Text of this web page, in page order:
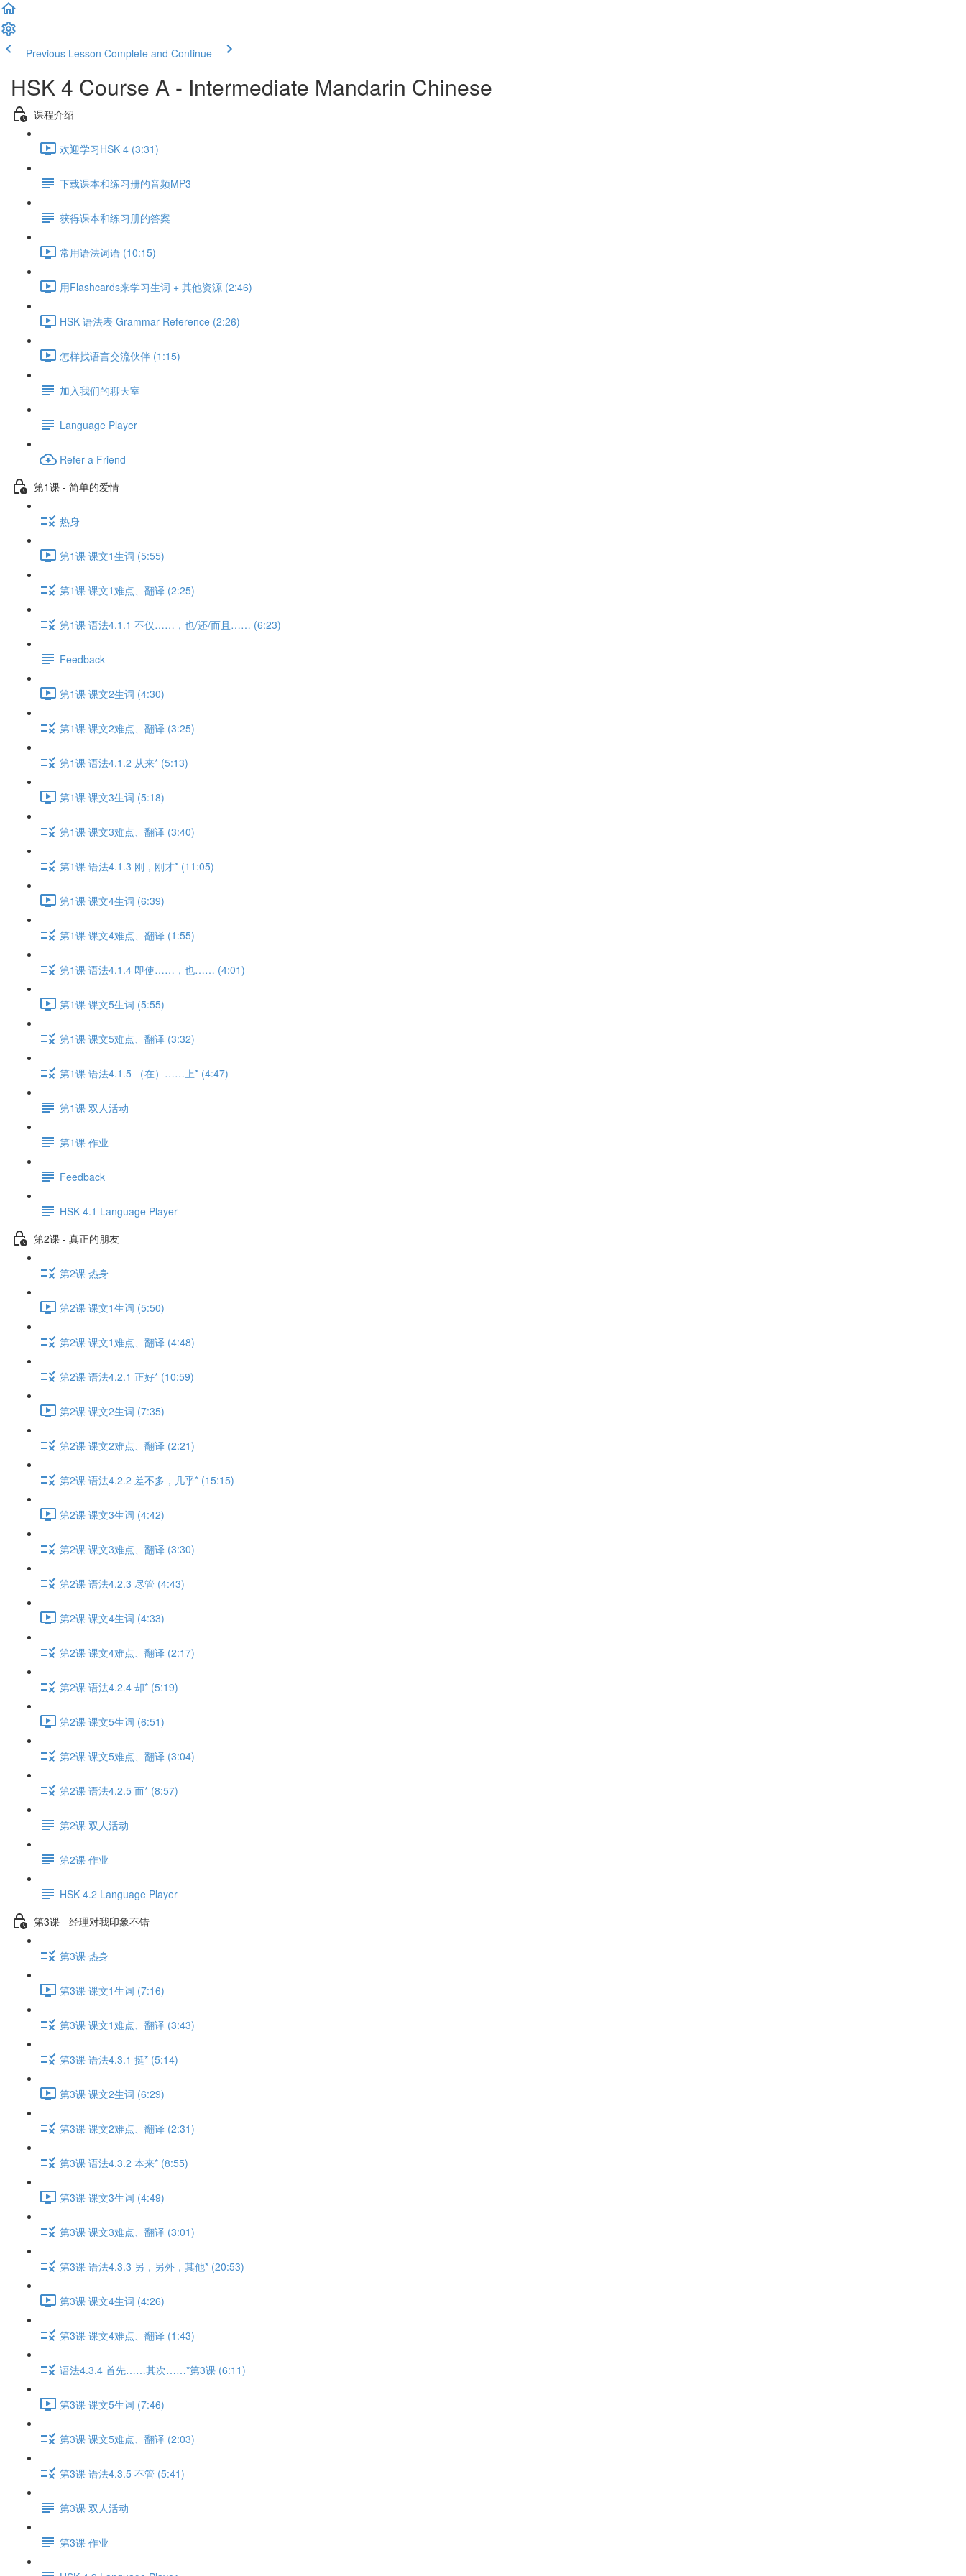
Previous Lesson Complete and Continue
HSK 4 Course A - Intermediate Mandarin Chinese
课程介绍
欢迎学习HSK 4 (3:31)
下载课本和练习册的音频MP3
获得课本和练习册的答案
常用语法词语 (10:15)
用Flashcards来学习生词 + 其他资源 (2:46)
HSK 语法表 Grammar Reference (2:26)
怎样找语言交流伙伴 (1:15)
加入我们的聊天室
Language Player
Refer a Friend
第1课 - 简单的爱情
热身
第1课 课文1生词 (5:55)
第1课 课文1难点、翻译 (2:25)
第1课 语法4.1.1 不仅……，也/还/而且…… (6:23)
Feedback
第1课 课文2生词 (4:30)
第1课 课文2难点、翻译 (3:25)
第1课 语法4.1.2 从来* (5:13)
第1课 课文3生词 (5:18)
第1课 课文3难点、翻译 (3:40)
第1课 语法4.1.3 刚，刚才* (11:05)
第1课 课文4生词 (6:39)
第1课 课文4难点、翻译 (1:55)
第1课 语法4.1.4 即使……，也…… (4:01)
第1课 课文5生词 (5:55)
第1课 课文5难点、翻译 (3:32)
第1课 语法4.1.5 （在）……上* (4:47)
第1课 双人活动
第1课 作业
Feedback
HSK 4.1 Language Player
第2课 - 真正的朋友
第2课 热身
第2课 课文1生词 (5:50)
第2课 课文1难点、翻译 (4:48)
第2课 语法4.2.1 正好* (10:59)
第2课 课文2生词 (7:35)
第2课 课文2难点、翻译 (2:21)
第2课 语法4.2.2 差不多，几乎* (15:15)
第2课 课文3生词 (4:42)
第2课 课文3难点、翻译 (3:30)
第2课 语法4.2.3 尽管 (4:43)
第2课 课文4生词 (4:33)
第2课 课文4难点、翻译 (2:17)
第2课 语法4.2.4 却* (5:19)
第2课 课文5生词 (6:51)
第2课 课文5难点、翻译 (3:04)
第2课 语法4.2.5 而* (8:57)
第2课 双人活动
第2课 作业
HSK 4.2 Language Player
第3课 - 经理对我印象不错
第3课 热身
第3课 课文1生词 (7:16)
第3课 课文1难点、翻译 (3:43)
第3课 语法4.3.1 挺* (5:14)
第3课 课文2生词 (6:29)
第3课 课文2难点、翻译 (2:31)
第3课 语法4.3.2 本来* (8:55)
第3课 课文3生词 (4:49)
第3课 课文3难点、翻译 (3:01)
第3课 语法4.3.3 另，另外，其他* (20:53)
第3课 课文4生词 (4:26)
第3课 课文4难点、翻译 (1:43)
语法4.3.4 首先……其次……*第3课 (6:11)
第3课 课文5生词 (7:46)
第3课 课文5难点、翻译 (2:03)
第3课 语法4.3.5 不管 (5:41)
第3课 双人活动
第3课 作业